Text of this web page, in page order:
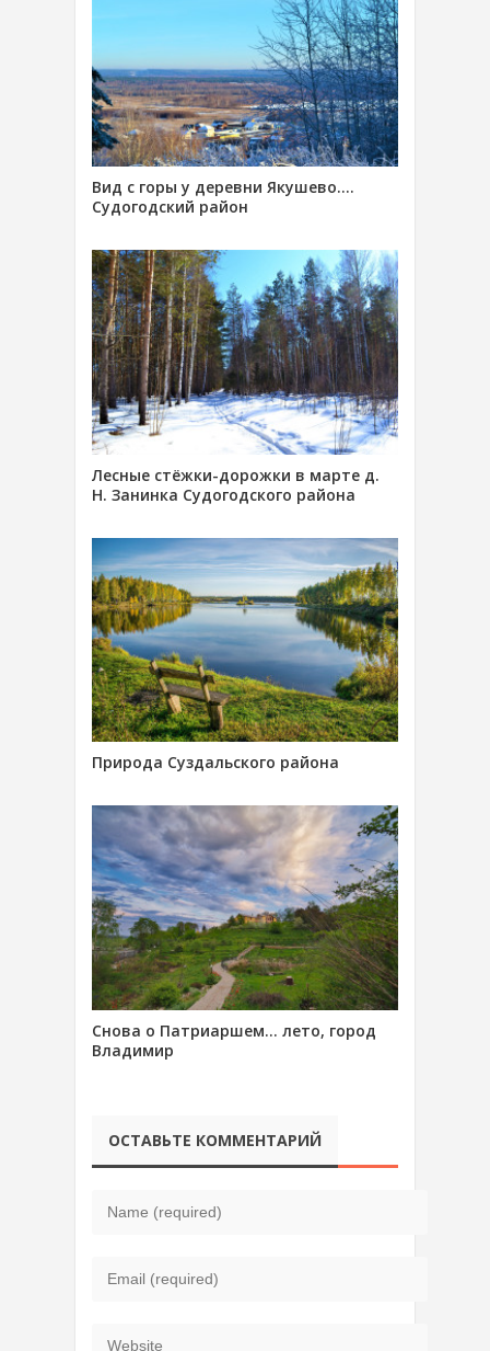
Вид с горы у деревни Якушево….
Судогодский район
Лесные стёжки-дорожки в марте д.
Н. Занинка Судогодского района
Природа Суздальского района
Снова о Патриаршем… лето, город
Владимир
ОСТАВЬТЕ КОММЕНТАРИЙ